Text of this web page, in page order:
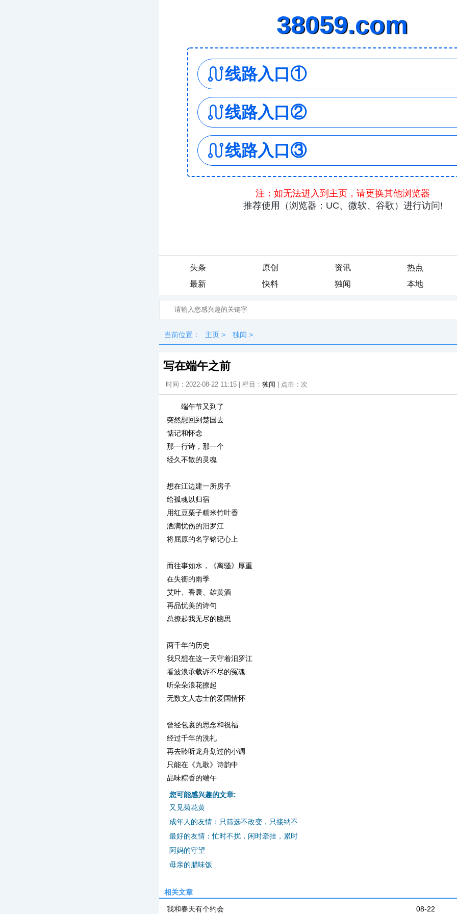
头条 原创 资讯
热点
最新
快料 独闻 本地
当前位置： 主页 > 独闻 >
写在端午之前
时间：2022-08-22 11:15 | 栏目： 独闻 | 点击： 次
端午节又到了
突然想回到楚国去
惦记和怀念
那一行诗，那一个
经久不散的灵魂
想在江边建一所房子
给孤魂以归宿
用红豆栗子糯米竹叶香
洒满忧伤的汨罗江
将屈原的名字铭记心上
而往事如水，《离骚》厚重
在失衡的雨季
艾叶、香囊、雄黄酒
再品忧美的诗句
总撩起我无尽的幽思
两千年的历史
我只想在这一天守着汨罗江
看波浪承载诉不尽的冤魂
听朵朵浪花撩起
无数文人志士的爱国情怀
曾经包裹的思念和祝福
经过千年的洗礼
再去聆听龙舟划过的小调
只能在《九歌》诗韵中
品味粽香的端午
您可能感兴趣的文章:
又见菊花黄
成年人的友情：只筛选不改变，只接纳不
最好的友情：忙时不扰，闲时牵挂，累时
阿妈的守望
母亲的腊味饭
相关文章
08-22
我和春天有个约会